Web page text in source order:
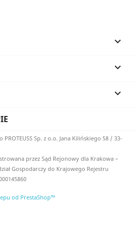



Sp. z o.o. Jana Kilińskiego 58 / 33-
przez Sąd Rejonowy dla Krakowa –
Gospodarczy do Krajowego Rejestru
od PrestaShop™